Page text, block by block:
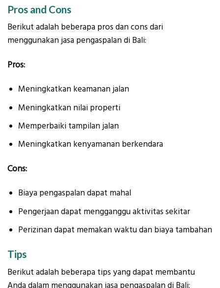
Pros and Cons
Berikut adalah beberapa pros dan cons dari
menggunakan jasa pengaspalan di Bali:
Pros:
Meningkatkan keamanan jalan
Meningkatkan nilai properti
Memperbaiki tampilan jalan
Meningkatkan kenyamanan berkendara
Cons:
Biaya pengaspalan dapat mahal
Pengerjaan dapat mengganggu aktivitas sekitar
Perizinan dapat memakan waktu dan biaya tambahan
Tips
Berikut adalah beberapa tips yang dapat membantu
Anda dalam menggunakan jasa pengaspalan di Bali: